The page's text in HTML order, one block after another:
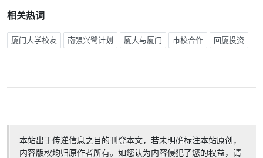
相关热词
厦门大学校友 南强兴鹭计划 厦大与厦门 市校合作 回厦投资
本站出于传递信息之目的刊登本文，若未明确标注本站原创，
内容版权均归原作者所有。如您认为内容侵犯了您的权益，请